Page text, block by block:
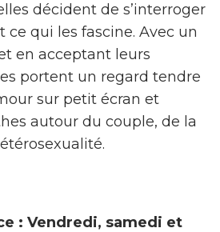
décident de s’interroger
ce qui les fascine. Avec un
en acceptant leurs
portent un regard tendre
sur petit écran et
autour du couple, de la
: Vendredi, samedi et